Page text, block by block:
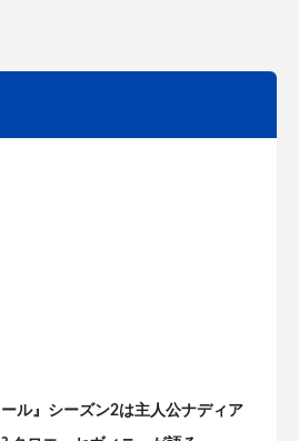
ル』シーズン2は主人公ナディア